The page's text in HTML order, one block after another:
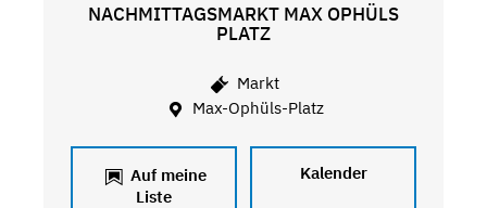
NACHMITTAGSMARKT MAX OPHÜLS
PLATZ
Markt
Max-Ophüls-Platz
Auf meine
Liste
Kalender